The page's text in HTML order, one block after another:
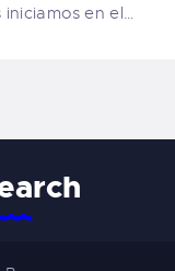
iniciamos en el…